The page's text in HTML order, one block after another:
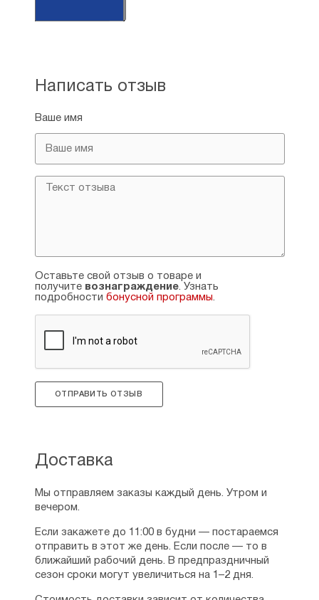
Написать отзыв
Ваше имя
Оставьте свой отзыв о товаре и
получите вознаграждение. Узнать
подробности бонусной программы.
ОТПРАВИТЬ ОТЗЫВ
Доставка
Мы отправляем заказы каждый день. Утром и
вечером.
Если закажете до 11:00 в будни — постараемся
отправить в этот же день. Если после — то в
ближайший рабочий день. В предпраздничный
сезон сроки могут увеличиться на 1–2 дня.